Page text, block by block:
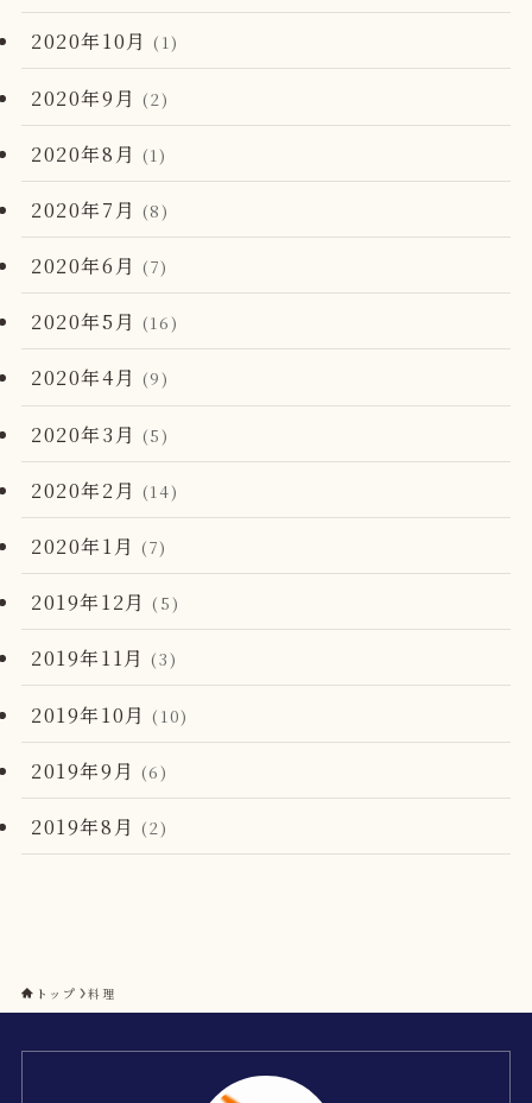
2020年10月 (1)
2020年9月 (2)
2020年8月 (1)
2020年7月 (8)
2020年6月 (7)
2020年5月 (16)
2020年4月 (9)
2020年3月 (5)
2020年2月 (14)
2020年1月 (7)
2019年12月 (5)
2019年11月 (3)
2019年10月 (10)
2019年9月 (6)
2019年8月 (2)
トップ 料理